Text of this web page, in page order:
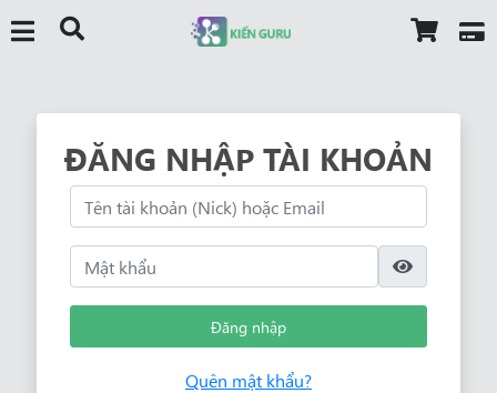
ĐĂNG NHẬP TÀI KHOẢN
Đăng nhập
Quên mật khẩu?